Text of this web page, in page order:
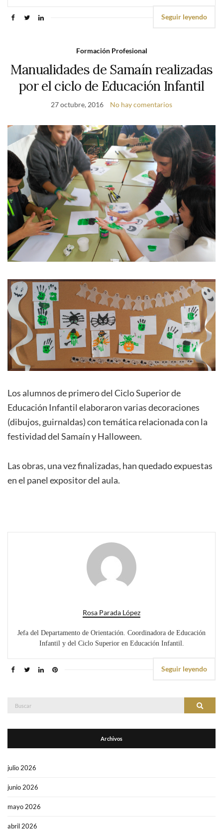
Seguir leyendo
Formación Profesional
Manualidades de Samaín realizadas
por el ciclo de Educación Infantil
27 octubre, 2016 No hay comentarios
Los alumnos de primero del Ciclo Superior de
Educación Infantil elaboraron varias decoraciones
(dibujos, guirnaldas) con temática relacionada con la
festividad del Samaín y Halloween.
Las obras, una vez finalizadas, han quedado expuestas
en el panel expositor del aula.
Rosa Parada López
Jefa del Departamento de Orientación. Coordinadora de Educación
Infantil y del Ciclo Superior en Educación Infantil.
Seguir leyendo
Buscar
Archivos
julio 2026
junio 2026
mayo 2026
abril 2026